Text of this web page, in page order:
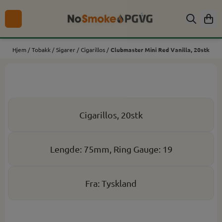
Hopp til innhold
Hjem /Tobakk /Sigarer /Cigarillos /Clubmaster Mini Red Vanilla, 20stk
Cigarillos, 20stk
Lengde: 75mm, Ring Gauge: 19
Fra: Tyskland